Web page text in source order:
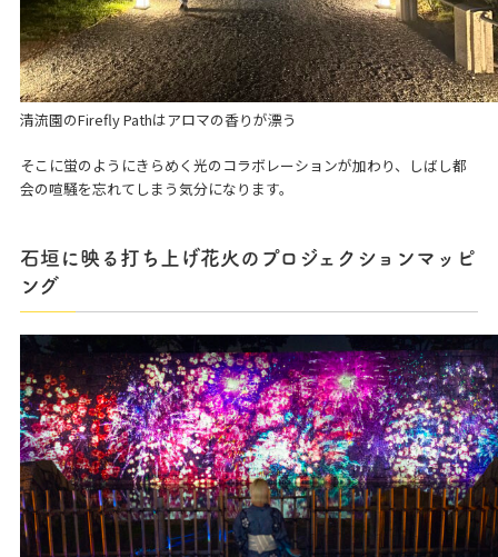
清流園のFirefly Pathはアロマの香りが漂う
そこに蛍のようにきらめく光のコラボレーションが加わり、しばし都
会の喧騒を忘れてしまう気分になります。
石垣に映る打ち上げ花火のプロジェクションマッピ
ング